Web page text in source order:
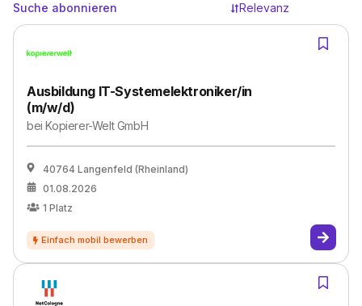
Suche abonnieren Relevanz
Ausbildung IT-Systemelektroniker/in
(m/w/d)
beiKopierer-Welt GmbH
40764 Langenfeld (Rheinland)
01.08.2026
1 Platz